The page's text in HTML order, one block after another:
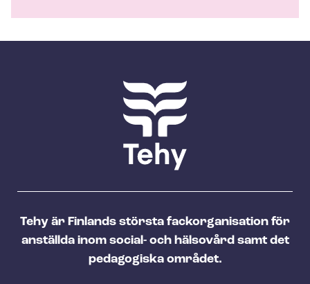
Tehy är Finlands största fackorganisation för
anställda inom social- och hälsovård samt det
pedagogiska området.